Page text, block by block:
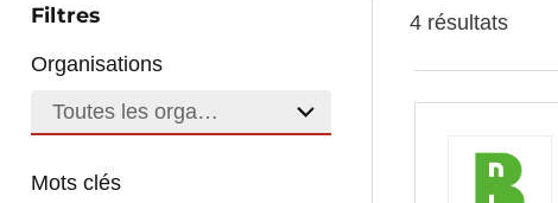
Filtres
Organisations
Toutes les organisations
Mots clés
4 résultats